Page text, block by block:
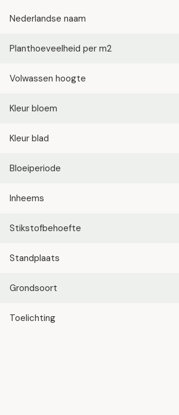
Nederlandse naam
Planthoeveelheid per m2
Volwassen hoogte
Kleur bloem
Kleur blad
Bloeiperiode
Inheems
Stikstofbehoefte
Standplaats
Grondsoort
Toelichting